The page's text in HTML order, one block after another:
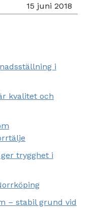
15 juni 2018
i
kvalitet och
trygghet i
– stabil grund vid